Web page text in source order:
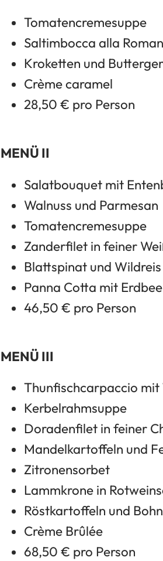
Tomatencremesuppe
Saltimbocca alla
Kroketten und
Crème caramel
28,50 € pro Person
MENÜ II
Salatbouquet mit
Walnuss und Parmesan
Tomatencremesuppe
Zanderfilet in feiner
Blattspinat und Wildreis
Panna Cotta mit
46,50 € pro Person
MENÜ III
Thunfischcarpaccio mit
Kerbelrahmsuppe
Doradenfilet in feiner
Mandelkartoffeln und
Zitronensorbet
Lammkrone in
Röstkartoffeln und
Crème Brûlée
68,50 € pro Person